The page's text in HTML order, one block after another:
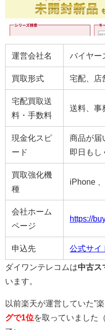
運営会社名 バイヤー
買取形式 宅配、店
宅配買取送
料・手数料
送料、事
現金化スピ
ード
商品が届
即日もし
買取強化機
種
iPhone
会社ホーム
ページ
https://
申込先 公式サイ
ダイワンテレコムは中古ス
います。
以前楽天が運営していた”
グで1位を取っていました